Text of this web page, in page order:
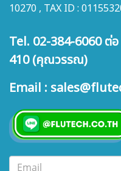
10270 , TAX ID :
Tel. 02-384-6060 ต่
410 (คุณวรรณ)
Email :